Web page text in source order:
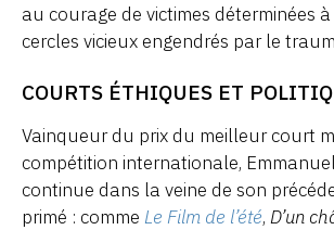
au courage de victimes déterminées
cercles vicieux engendrés par le
COURTS ÉTHIQUES ET
Vainqueur du prix du meilleur court
compétition internationale,
continue dans la veine de son
primé : comme Le Film de l’été, D’un